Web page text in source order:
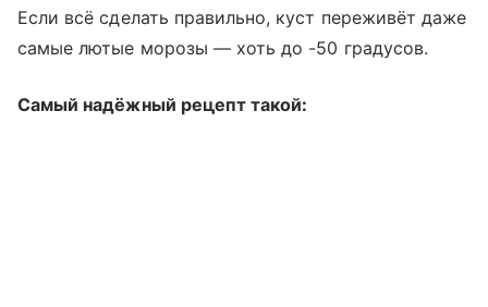
Если всё сделать правильно, куст переживёт даже
самые лютые морозы — хоть до -50 градусов.
Самый надёжный рецепт такой: